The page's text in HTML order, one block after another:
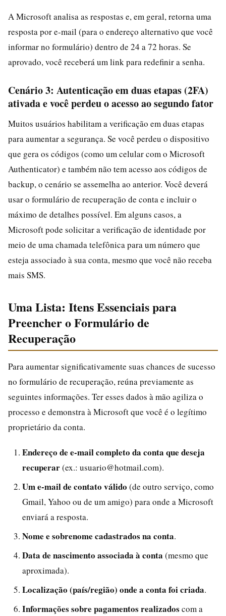
A Microsoft analisa as respostas e, em geral, retorna uma
resposta por e-mail (para o endereço alternativo que você
informar no formulário) dentro de 24 a 72 horas. Se
aprovado, você receberá um link para redefinir a senha.
Cenário 3: Autenticação em duas etapas (2FA)
ativada e você perdeu o acesso ao segundo fator
Muitos usuários habilitam a verificação em duas etapas
para aumentar a segurança. Se você perdeu o dispositivo
que gera os códigos (como um celular com o Microsoft
Authenticator) e também não tem acesso aos códigos de
backup, o cenário se assemelha ao anterior. Você deverá
usar o formulário de recuperação de conta e incluir o
máximo de detalhes possível. Em alguns casos, a
Microsoft pode solicitar a verificação de identidade por
meio de uma chamada telefônica para um número que
esteja associado à sua conta, mesmo que você não receba
mais SMS.
Uma Lista: Itens Essenciais para
Preencher o Formulário de
Recuperação
Para aumentar significativamente suas chances de sucesso
no formulário de recuperação, reúna previamente as
seguintes informações. Ter esses dados à mão agiliza o
processo e demonstra à Microsoft que você é o legítimo
proprietário da conta.
Endereço de e-mail completo da conta que deseja
recuperar(ex.: usuario@hotmail.com).
Um e-mail de contato válido (de outro serviço, como
Gmail, Yahoo ou de um amigo) para onde a Microsoft
enviará a resposta.
Nome e sobrenome cadastrados na conta.
Data de nascimento associada à conta (mesmo que
aproximada).
Localização (país/região) onde a conta foi criada.
Informações sobre pagamentos realizados com a